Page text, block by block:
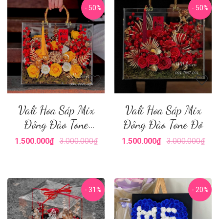
- 50%
Vali Hoa Sáp Mix
Đông Đào Tone
Vàng
1.500.000₫ 3.000.000₫
- 50%
Vali Hoa Sáp Mix
Đông Đào Tone Đỏ
1.500.000₫ 3.000.000₫
- 31% - 20%